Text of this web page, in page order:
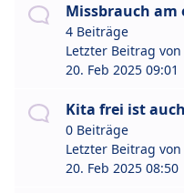
Missbrauch am
4 Beiträge
Letzter Beitrag von
20. Feb 2025 09:01
Kita frei ist
0 Beiträge
Letzter Beitrag von
20. Feb 2025 08:50